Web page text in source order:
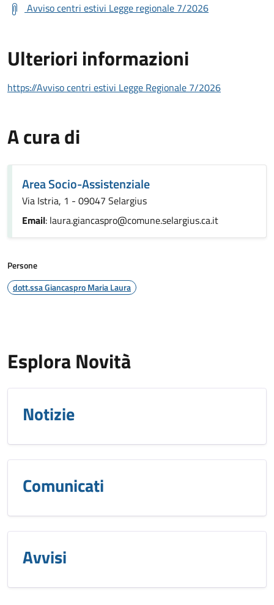
Avviso centri estivi Legge regionale 7/2026
Ulteriori informazioni
https://Avviso centri estivi Legge Regionale 7/2026
A cura di
Area Socio-Assistenziale
Via Istria, 1 - 09047 Selargius
Email: laura.giancaspro@comune.selargius.ca.it
Persone
dott.ssa Giancaspro Maria Laura
Esplora Novità
Notizie
Comunicati
Avvisi